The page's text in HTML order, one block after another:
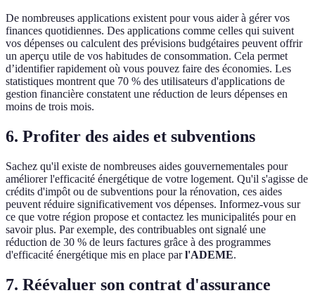
De nombreuses applications existent pour vous aider à gérer vos
finances quotidiennes. Des applications comme celles qui suivent
vos dépenses ou calculent des prévisions budgétaires peuvent offrir
un aperçu utile de vos habitudes de consommation. Cela permet
d’identifier rapidement où vous pouvez faire des économies. Les
statistiques montrent que 70 % des utilisateurs d'applications de
gestion financière constatent une réduction de leurs dépenses en
moins de trois mois.
6. Profiter des aides et subventions
Sachez qu'il existe de nombreuses aides gouvernementales pour
améliorer l'efficacité énergétique de votre logement. Qu'il s'agisse de
crédits d'impôt ou de subventions pour la rénovation, ces aides
peuvent réduire significativement vos dépenses. Informez-vous sur
ce que votre région propose et contactez les municipalités pour en
savoir plus. Par exemple, des contribuables ont signalé une
réduction de 30 % de leurs factures grâce à des programmes
d'efficacité énergétique mis en place parl'ADEME.
7. Réévaluer son contrat d'assurance